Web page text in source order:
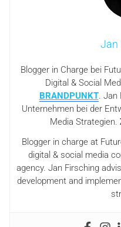
Jan
Blogger in Charge bei
Digital & Social
BRANDPUNKT. Jan
Unternehmen bei der
Media Strategien.
Blogger in charge at
digital & social media
agency. Jan Firsching
development and